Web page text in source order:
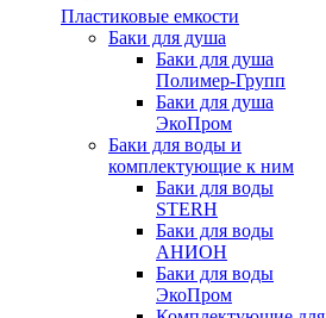
Пластиковые емкости
Баки для душа
Баки для душа
Полимер-Групп
Баки для душа
ЭкоПром
Баки для воды и
комплектующие к ним
Баки для воды
STERH
Баки для воды
АНИОН
Баки для воды
ЭкоПром